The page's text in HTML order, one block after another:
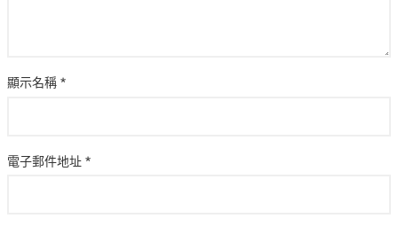
顯示名稱 *
電子郵件地址 *